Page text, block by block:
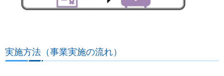
実施方法（事業実施の流れ）